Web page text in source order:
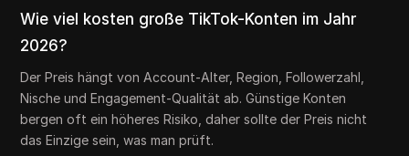
Wie viel kosten große TikTok-Konten im Jahr
2026?
Der Preis hängt von Account-Alter, Region, Followerzahl,
Nische und Engagement-Qualität ab. Günstige Konten
bergen oft ein höheres Risiko, daher sollte der Preis nicht
das Einzige sein, was man prüft.